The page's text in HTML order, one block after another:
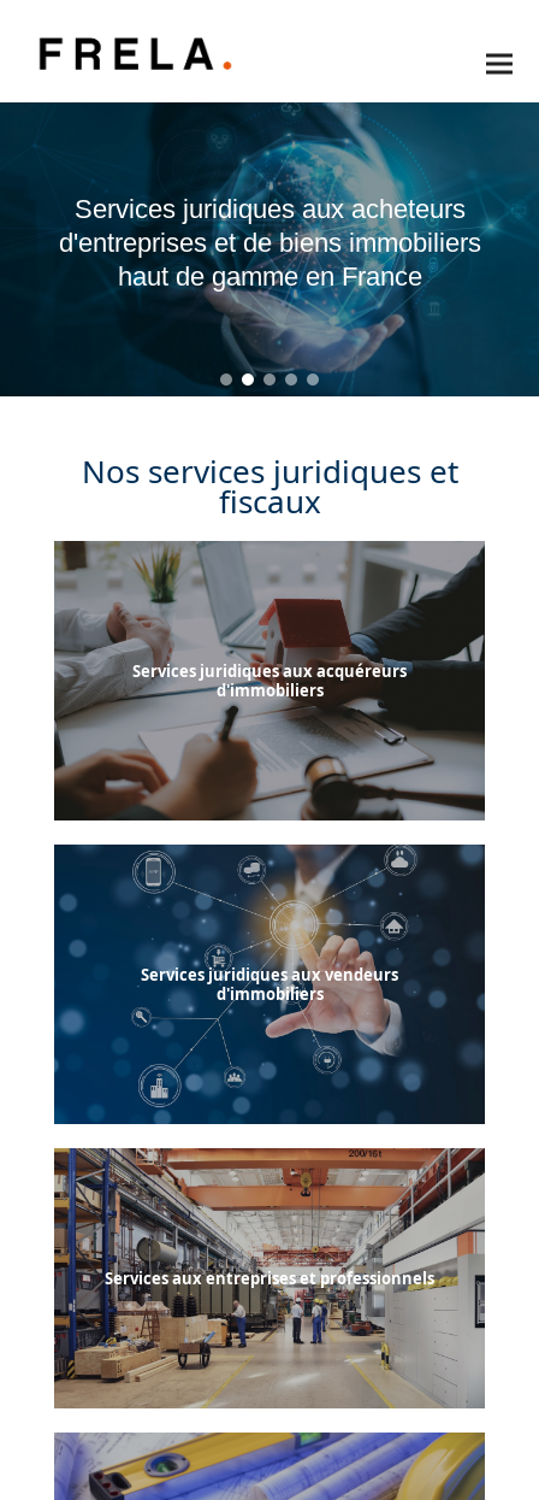
Services juridiques aux acheteurs
d'entreprises et de biens immobiliers
haut de gamme en France
Nos services juridiques et
fiscaux
Services juridiques aux acquéreurs
d'immobiliers
Services juridiques aux vendeurs
d'immobiliers
Services aux entreprises et professionnels